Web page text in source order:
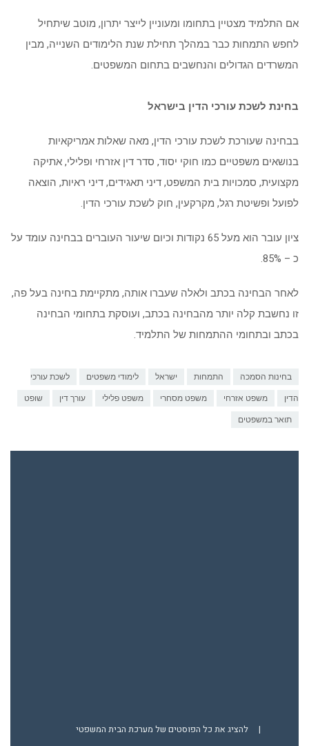
אם התלמיד מצטיין בתחומו ומעוניין לייצר יתרון, מוטב שיתחיל
לחפש התמחות כבר במהלך תחילת שנת הלימודים השנייה, מבין
המשרדים הגדולים והנחשבים בתחום המשפטים.
בחינת לשכת עורכי הדין בישראל
בבחינה שעורכת לשכת עורכי הדין, מאה שאלות אמריקאיות
בנושאים משפטיים כמו חוקי יסוד, סדר דין אזרחי ופלילי, אתיקה
מקצועית, סמכויות בית המשפט, דיני תאגידים, דיני ראיות, הוצאה
לפועל ופשיטת רגל, מקרקעין, חוק לשכת עורכי הדין.
ציון עובר הוא מעל 65 נקודות וכיום שיעור העוברים בבחינה עומד על
כ – 85%.
לאחר הבחינה בכתב ולאלה שעברו אותה, מתקיימת בחינה בעל פה,
זו נחשבת קלה יותר מהבחינה בכתב, ועוסקת בתחומי הבחינה
בכתב ובתחומי ההתמחות של התלמיד.
בחינות הסמכה התמחות ישראל לימודי משפטים לשכת עורכי
הדין משפט אזרחי משפט מסחרי משפט פלילי עורך דין שופט
תואר במשפטים
| להציג את כל הפוסטים של מערכת הבית המשפטי